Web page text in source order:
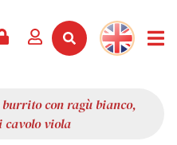
burrito con ragù bianco,
cavolo viola